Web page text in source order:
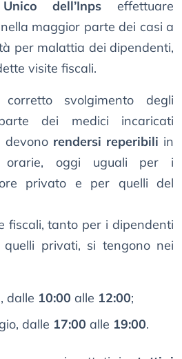
dell’Inps effettuare
maggior parte dei casi a
per malattia dei dipendenti,
visite fiscali.
svolgimento degli
dei medici incaricati
devono rendersi reperibili in
orarie, oggi uguali per i
privato e per quelli del
fiscali, tanto per i dipendenti
privati, si tengono nei
dalle 10:00 alle 12:00;
dalle 17:00 alle 19:00.